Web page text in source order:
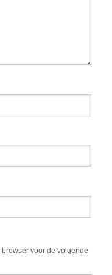
voor de volgende